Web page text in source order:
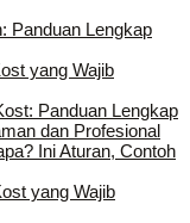
Panduan Lengkap
yang Wajib
Panduan Lengkap
dan Profesional
Ini Aturan, Contoh
yang Wajib